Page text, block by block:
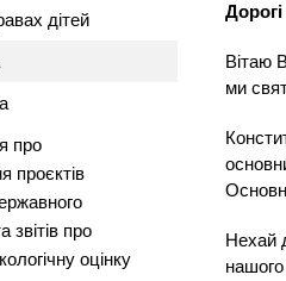
дітей
про
проєктів
звітів про
оцінку
Вітаю
ми
Нехай